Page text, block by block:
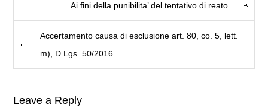
Ai fini della punibilita’ del tentativo di reato
Accertamento causa di esclusione art. 80, co. 5, lett.
m), D.Lgs. 50/2016
Leave a Reply